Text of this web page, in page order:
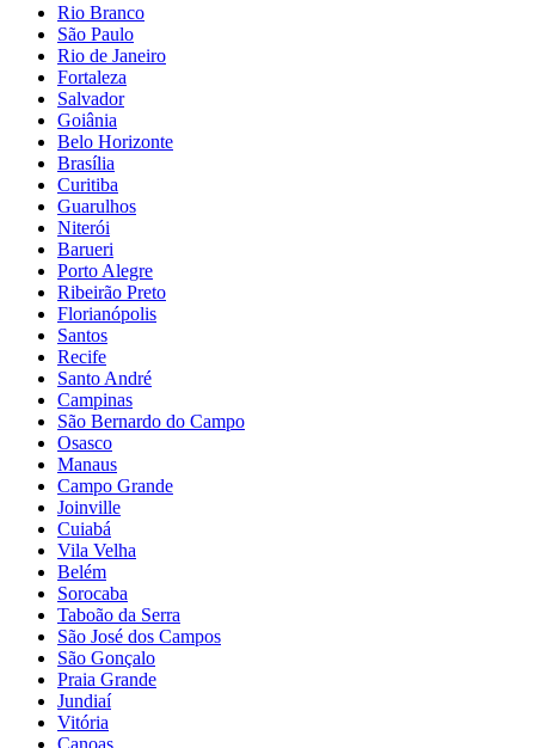
Rio Branco
São Paulo
Rio de Janeiro
Fortaleza
Salvador
Goiânia
Belo Horizonte
Brasília
Curitiba
Guarulhos
Niterói
Barueri
Porto Alegre
Ribeirão Preto
Florianópolis
Santos
Recife
Santo André
Campinas
São Bernardo do Campo
Osasco
Manaus
Campo Grande
Joinville
Cuiabá
Vila Velha
Belém
Sorocaba
Taboão da Serra
São José dos Campos
São Gonçalo
Praia Grande
Jundiaí
Vitória
Canoas